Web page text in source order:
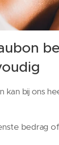
kan bij ons
bedrag